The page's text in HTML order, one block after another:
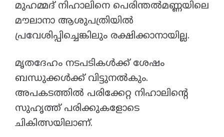
മുഹമ്മദ് നിഹാലിനെ പെരിന്തൽമണ്ണയിലെ
മൗലാനാ ആശുപത്രിയിൽ
പ്രവേശിപ്പിച്ചെങ്കിലും രക്ഷിക്കാനായില്ല.
മൃതദേഹം നടപടികൾക്ക് ശേഷം
ബന്ധുക്കൾക്ക് വിട്ടുനൽകും.
അപകടത്തിൽ പരിക്കേറ്റ നിഹാലിന്റെ
സുഹൃത്ത് പരിക്കുകളോടെ
ചികിത്സയിലാണ്.